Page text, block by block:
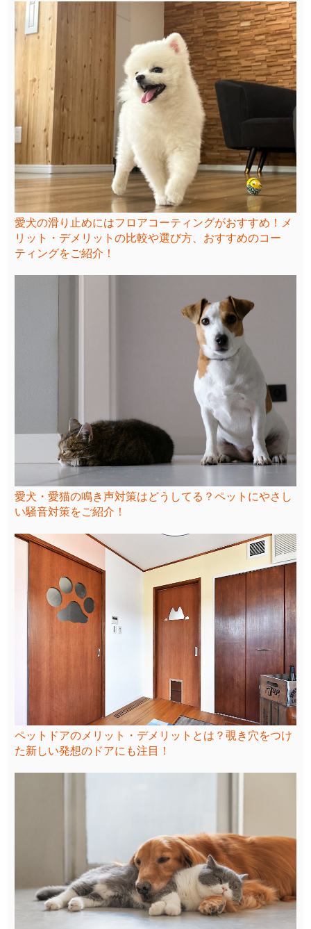
愛犬の滑り止めにはフロアコーティングがおすすめ！メ
リット・デメリットの比較や選び方、おすすめのコー
ティングをご紹介！
愛犬・愛猫の鳴き声対策はどうしてる？ペットにやさし
い騒音対策をご紹介！
ペットドアのメリット・デメリットとは？覗き穴をつけ
た新しい発想のドアにも注目！